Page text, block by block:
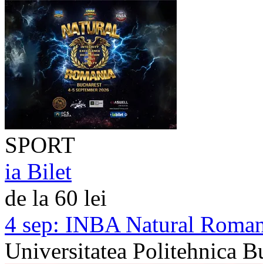
SPORT
ia Bilet
de la 60 lei
4 sep: INBA Natural
Universitatea Politehnica